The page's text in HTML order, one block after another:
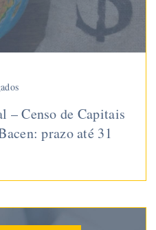
– Censo de Capitais
prazo até 31